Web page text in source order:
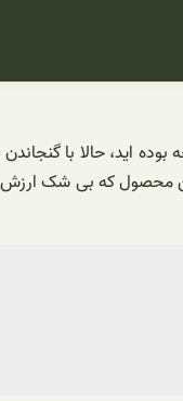
اید، حالا با
محصول که بی شک